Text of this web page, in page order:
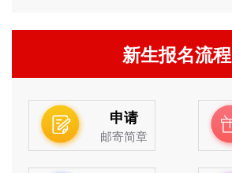
新生报名流程
申请
邮寄简章